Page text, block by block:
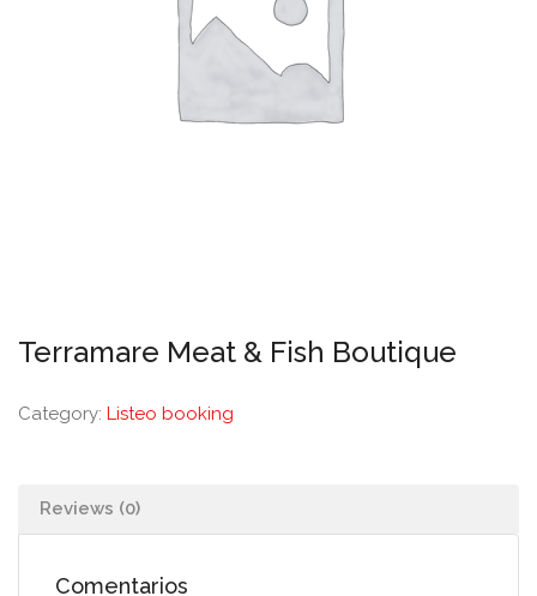
Terramare Meat & Fish Boutique
Category: Listeo booking
Reviews (0)
Comentarios